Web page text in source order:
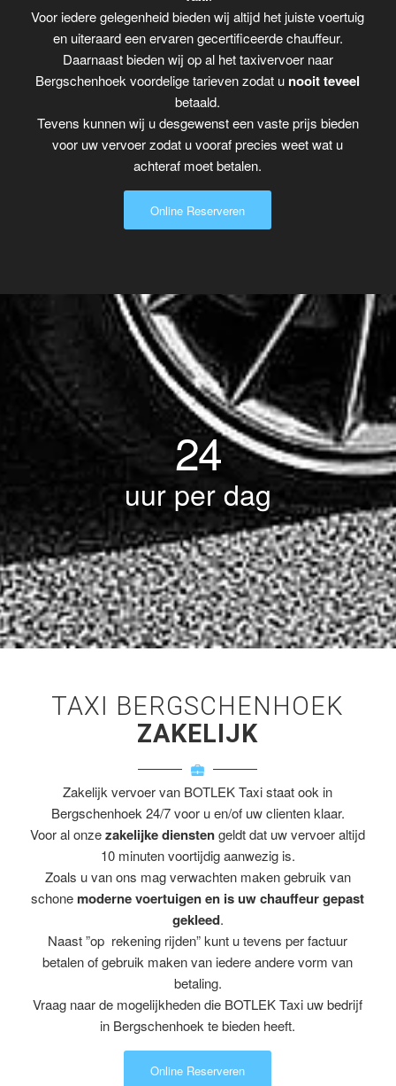
Voor iedere gelegenheid bieden wij altijd het juiste voertuig
en uiteraard een ervaren gecertificeerde chauffeur.
Daarnaast bieden wij op al het taxivervoer naar
Bergschenhoek voordelige tarieven zodat u nooit teveel
betaald.
Tevens kunnen wij u desgewenst een vaste prijs bieden
voor uw vervoer zodat u vooraf precies weet wat u
achteraf moet betalen.
Online Reserveren
24
uur per dag
TAXI BERGSCHENHOEK
ZAKELIJK
Zakelijk vervoer van BOTLEK Taxi staat ook in
Bergschenhoek 24/7 voor u en/of uw clienten klaar.
Voor al onzezakelijke dienstengeldt dat uw vervoer altijd
10 minuten voortijdig aanwezig is.
Zoals u van ons mag verwachten maken gebruik van
schone moderne voertuigen en is uw chauffeur gepast
gekleed.
Naast ”op rekening rijden” kunt u tevens per factuur
betalen of gebruik maken van iedere andere vorm van
betaling.
Vraag naar de mogelijkheden die BOTLEK Taxi uw bedrijf
in Bergschenhoek te bieden heeft.
Online Reserveren